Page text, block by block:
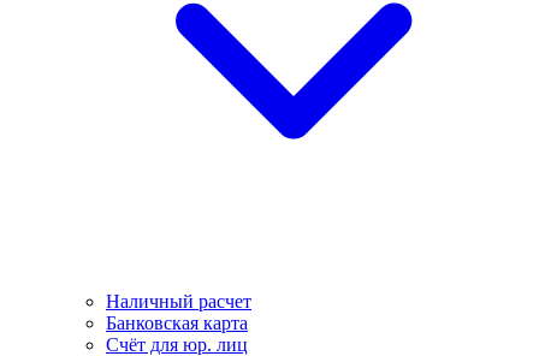
Наличный расчет
Банковская карта
Счёт для юр. лиц